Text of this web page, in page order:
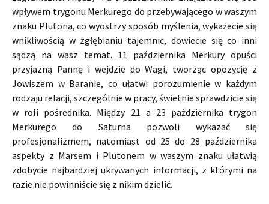
wpływem trygonu Merkurego do przebywającego w waszym
znaku Plutona, co wyostrzy sposób myślenia, wykażecie się
wnikliwością w zgłębianiu tajemnic, dowiecie się co inni
sądzą na wasz temat. 11 października Merkury opuści
przyjazną Pannę i wejdzie do Wagi, tworząc opozycję z
Jowiszem w Baranie, co ułatwi porozumienie w każdym
rodzaju relacji, szczególnie w pracy, świetnie sprawdzicie się
w roli pośrednika. Między 21 a 23 października trygon
Merkurego do Saturna pozwoli wykazać się
profesjonalizmem, natomiast od 25 do 28 października
aspekty z Marsem i Plutonem w waszym znaku ułatwią
zdobycie najbardziej ukrywanych informacji, z którymi na
razie nie powinniście się z nikim dzielić.